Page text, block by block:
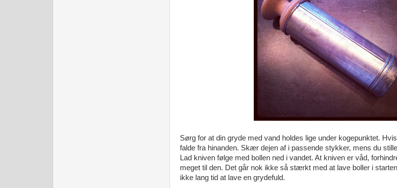
Sørg for at din gryde med vand holdes lige under kogepunktet.
falde fra hinanden. Skær dejen af i passende stykker, mens du
Lad kniven følge med bollen ned i vandet. At kniven er våd,
meget til den. Det går nok ikke så stærkt med at lave boller i
ikke lang tid at lave en grydefuld.